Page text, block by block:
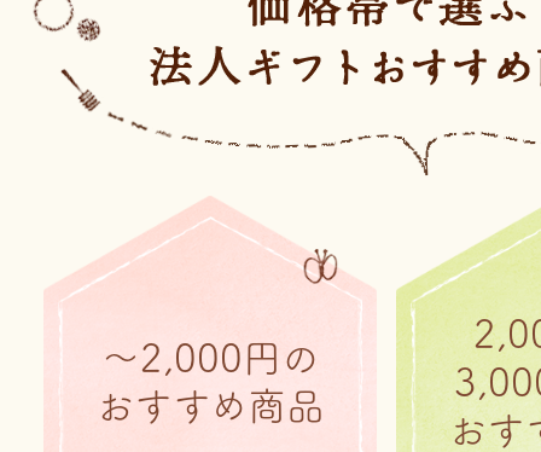
～2,000円の
おすすめ商品
おす